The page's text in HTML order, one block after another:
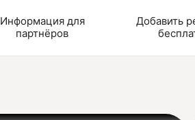
Информация для
партнёров
Добавить